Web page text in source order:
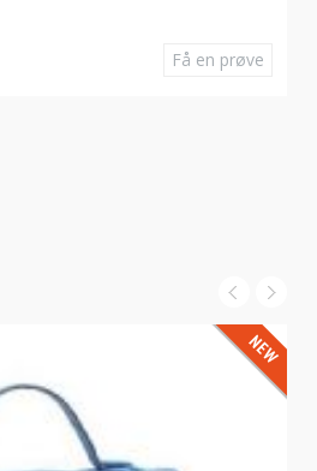
Få en prøve